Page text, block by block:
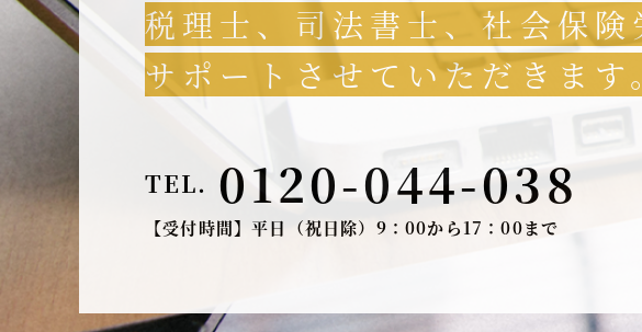
税理士、司法書士、社会保
サポートさせていただきます
TEL. 0120-044-038
【受付時間】平日（祝日除）9：00から17：00まで